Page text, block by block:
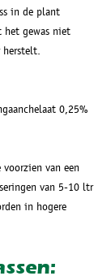
in de plant
het gewas niet
herstelt.
0,25%
van een
van 5-10 ltr
in hogere